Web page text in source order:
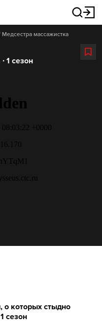
Медсестра массажистка
1 сезон
которых стыдно
сезон